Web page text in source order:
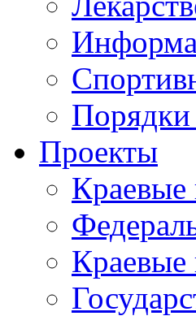
Проекты
Краевые